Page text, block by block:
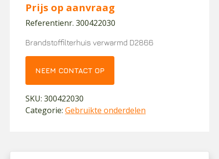
Prijs op aanvraag
Referentienr. 300422030
Brandstoffilterhuis verwarmd D2866
NEEM CONTACT OP
SKU: 300422030
Categorie: Gebruikte onderdelen